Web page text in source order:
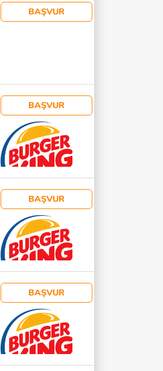
BAŞVUR
BAŞVUR
BAŞVUR
BAŞVUR